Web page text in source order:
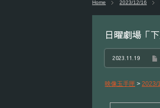
Home 2023/12/16
日曜劇場「
2023.11.19
映像玉手匣 > 2023/